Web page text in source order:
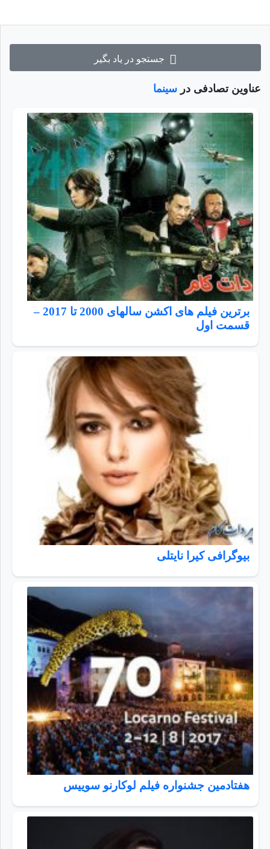
جستجو در یاد بگیر
عناوین تصادفی در سینما
برترین فیلم های اکشن سالهای 2000 تا 2017 –
قسمت اول
بیوگرافی کیرا نایتلی
هفتادمین جشنواره فیلم لوکارنو سوییس